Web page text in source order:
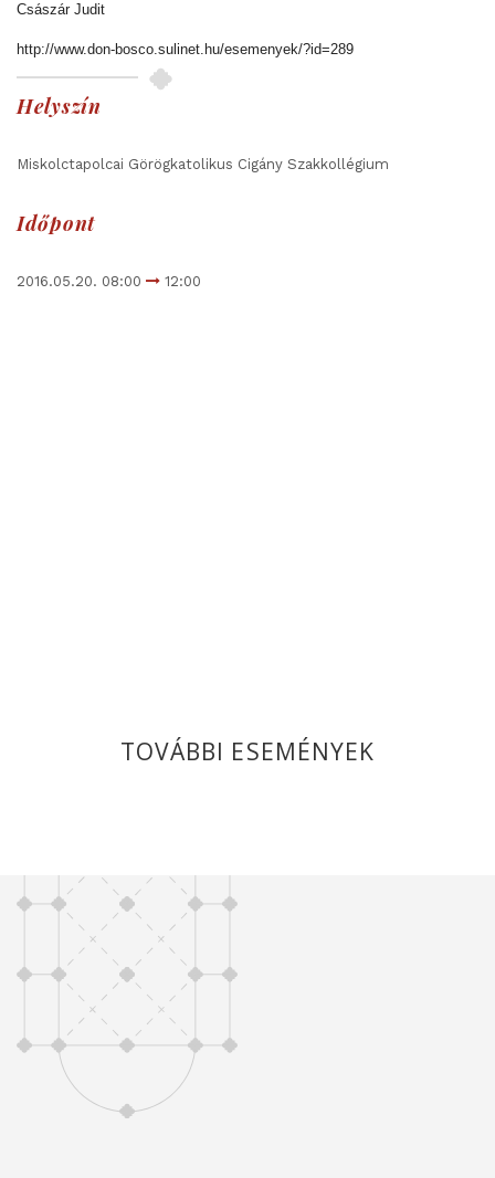
Császár Judit
http://www.don-bosco.sulinet.hu/esemenyek/?id=289
Helyszín
Miskolctapolcai Görögkatolikus Cigány Szakkollégium
Időpont
2016.05.20. 08:00 12:00
TOVÁBBI ESEMÉNYEK